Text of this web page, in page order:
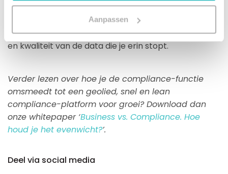
Aanpassen
Let wel: hoe krachtig de software ook is, de winst die
je eruit haalt kan nooit groter zijn dan de kwantiteit
en kwaliteit van de data die je erin stopt.
Verder lezen over hoe je de compliance-functie
omsmeedt tot een geolied, snel en lean
compliance-platform voor groei? Download dan
onze whitepaper ‘Business vs. Compliance. Hoe
houd je het evenwicht?’.
Deel via social media